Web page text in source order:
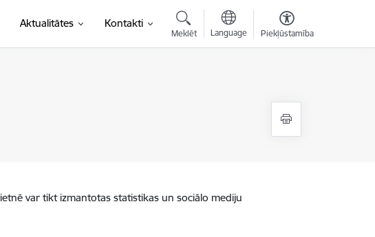
Aktualitātes Kontakti
Meklēt Language Piekļūstamība
var tikt izmantotas statistikas un sociālo mediju